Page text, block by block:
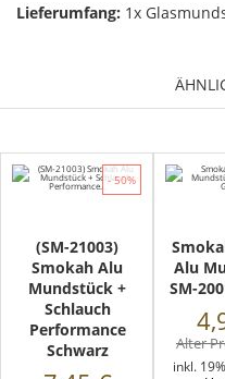
Lieferumfang: 1x
(SM-21003)
Smokah Alu
Mundstück +
Schlauch
Performance
Schwarz
- 50%
Alu
SM-
Alter
inkl.